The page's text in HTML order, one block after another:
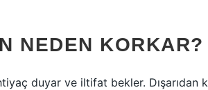
NEDEN KORKAR?
duyar ve iltifat bekler. Dışarıdan